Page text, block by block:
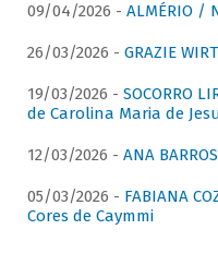
09/04/2026 - ALMÉRIO /
26/03/2026 - GRAZIE
19/03/2026 - SOCORRO
de Carolina Maria de
12/03/2026 - ANA
05/03/2026 - FABIANA
Cores de Caymmi